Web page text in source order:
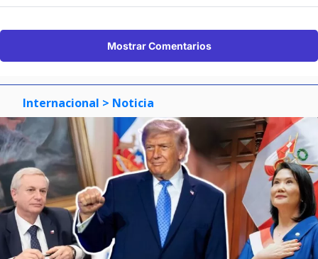
Mostrar Comentarios
Internacional > Noticia